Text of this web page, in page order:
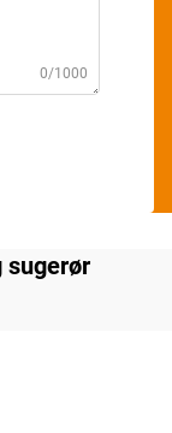
0/1000
sugerør